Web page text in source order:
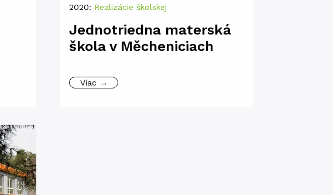
2020: Realizácie školskej
Jednotriedna materská
škola v Měcheniciach
Viac →